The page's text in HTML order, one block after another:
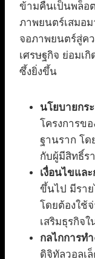
ข้ามคืนเป็นพล็อ
ภาพยนตร์เสมอ
จอภาพยนตร์สู่ค
เศรษฐกิจ ย่อมเ
ซึ้งยิ่งขึ้น
นโยบายกร
โครงการข
ฐานราก โด
กับผู้มีสิทธิ์ร
เงื่อนไขแล
ขึ้นไป มีรา
โดยต้องใช้
เสริมธุรกิจ
กลไกการท
ดิจิทัลวอลเ